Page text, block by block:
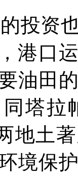
投资
港口
油田
塔拉
地土
境保